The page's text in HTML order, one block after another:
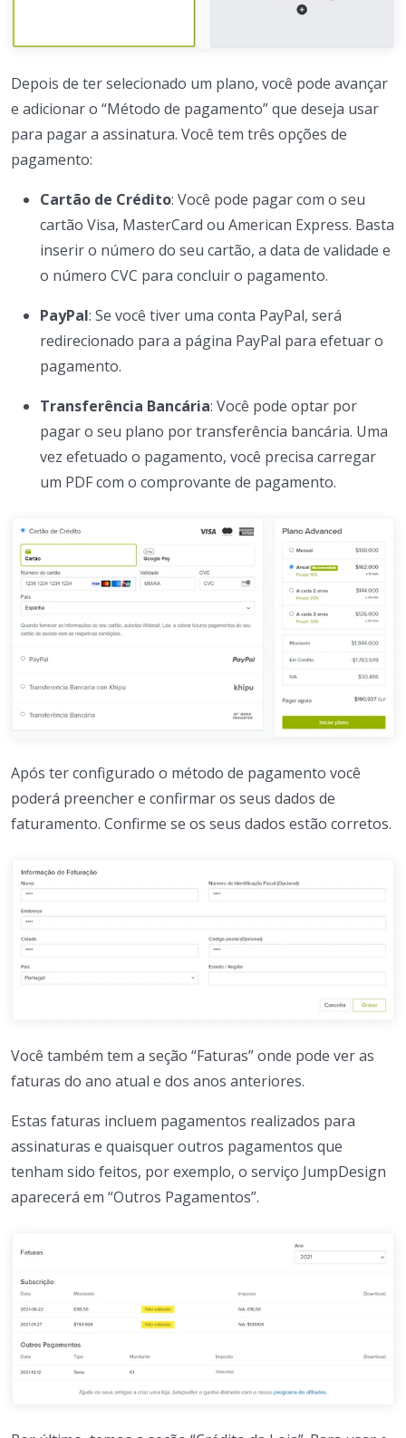
Depois de ter selecionado um plano, você pode avançar
e adicionar o “Método de pagamento” que deseja usar
para pagar a assinatura. Você tem três opções de
pagamento:
Cartão de Crédito: Você pode pagar com o seu
cartão Visa, MasterCard ou American Express. Basta
inserir o número do seu cartão, a data de validade e
o número CVC para concluir o pagamento.
PayPal: Se você tiver uma conta PayPal, será
redirecionado para a página PayPal para efetuar o
pagamento.
Transferência Bancária: Você pode optar por
pagar o seu plano por transferência bancária. Uma
vez efetuado o pagamento, você precisa carregar
um PDF com o comprovante de pagamento.
Após ter configurado o método de pagamento você
poderá preencher e confirmar os seus dados de
faturamento. Confirme se os seus dados estão corretos.
Você também tem a seção “Faturas” onde pode ver as
faturas do ano atual e dos anos anteriores.
Estas faturas incluem pagamentos realizados para
assinaturas e quaisquer outros pagamentos que
tenham sido feitos, por exemplo, o serviço JumpDesign
aparecerá em “Outros Pagamentos”.